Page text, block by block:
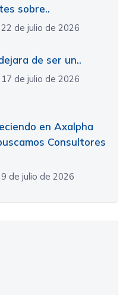
sobre..
22 de julio de 2026
de ser un..
17 de julio de 2026
en Axalpha
Consultores
9 de julio de 2026